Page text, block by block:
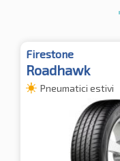
Firestone
Roadhawk
Pneumatici estivi